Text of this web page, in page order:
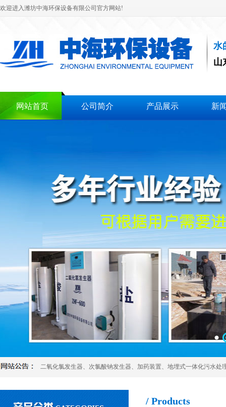
欢迎进入潍坊中海环保设备有限公司官方网站!
水
山
网站首页 公司简介 产品展示 新
二氧化氯发生器、 次氯酸钠发生器、 加药装置、 地埋式一体化污水处
/ Products